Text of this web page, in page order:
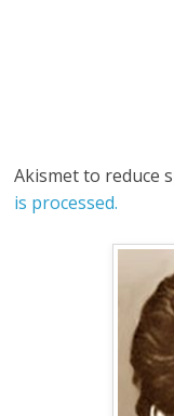
Akismet to reduce
is processed.